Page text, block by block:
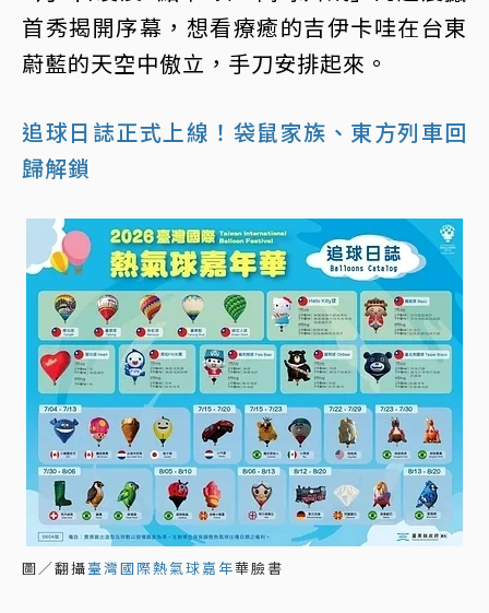
首秀揭開序幕，想看療癒的吉伊卡哇在台東
蔚藍的天空中傲立，手刀安排起來。
追球日誌正式上線！袋鼠家族、東方列車回
歸解鎖
圖／翻攝臺灣國際熱氣球嘉年華臉書